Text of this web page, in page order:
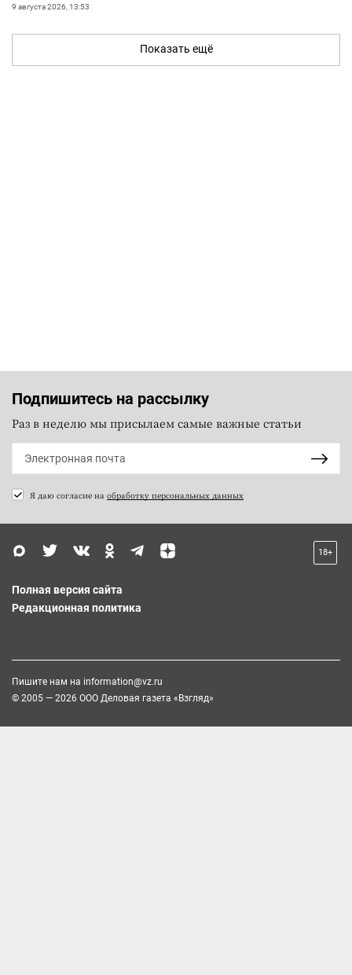
9 августа 2026, 13:53
Показать ещё
Подпишитесь на рассылку
Раз в неделю мы присылаем самые важные статьи
Я даю согласие на обработку персональных данных
18+
Полная версия сайта
Редакционная политика
Пишите нам на information@vz.ru
© 2005 — 2026 ООО Деловая газета «Взгляд»